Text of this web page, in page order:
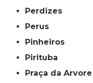
Perdizes
Perus
Pinheiros
Pirituba
Praça da Arvore